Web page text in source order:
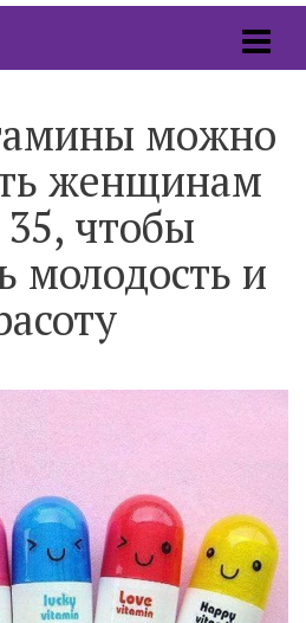
можно
женщинам
35, чтобы
молодость и